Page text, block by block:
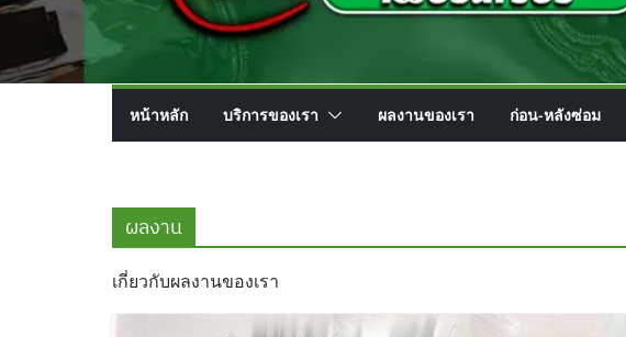
หน้าหลัก บริการของเรา ผลงานของเรา ก่อน-หลังซ่อม
ผลงาน
เกี่ยวกับผลงานของเรา